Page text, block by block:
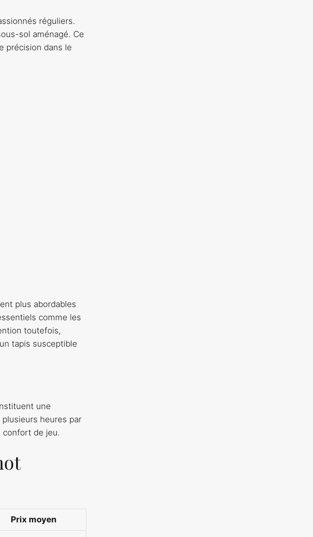
réguliers.
sol aménagé. Ce
précision dans le
plus abordables
comme les
toutefois,
tapis susceptible
une
heures par
confort de jeu.
Prix moyen